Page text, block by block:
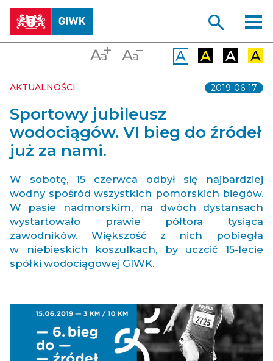
2019-06-17
AKTUALNOŚCI
Sportowy jubileusz
wodociągów. VI bieg do źródeł
już za nami.
W sobotę, 15 czerwca odbył się najbardziej
wodny spośród wszystkich pomorskich biegów.
W pasie nadmorskim, na dwóch dystansach
wystartowało prawie półtora tysiąca
zawodników. Większość z nich pobiegła
w niebieskich koszulkach, by uczcić 15-lecie
spółki wodociągowej GIWK.